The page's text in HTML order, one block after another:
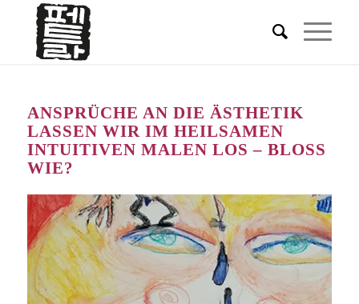
ANSPRÜCHE AN DIE ÄSTHETIK
LASSEN WIR IM HEILSAMEN
INTUITIVEN MALEN LOS – BLOSS W
IE?